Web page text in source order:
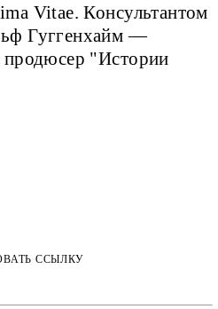
Vitae. Консультантом
Гуггенхайм —
продюсер "Истории
ССЫЛКУ